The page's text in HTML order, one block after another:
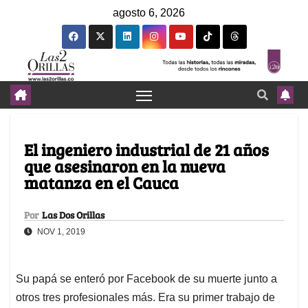
agosto 6, 2026
El ingeniero industrial de 21 años
que asesinaron en la nueva
matanza en el Cauca
Por Las Dos Orillas
NOV 1, 2019
Su papá se enteró por Facebook de su muerte junto a
otros tres profesionales más. Era su primer trabajo de